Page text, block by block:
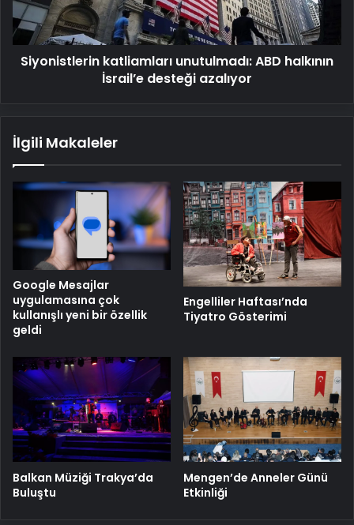
desteği
azalıyor
Siyonistlerin katliamları unutulmadı: ABD halkının
İsrail’e desteği azalıyor
İlgili Makaleler
Google Mesajlar
uygulamasına çok
kullanışlı yeni bir özellik
geldi
Engelliler Haftası’nda
Tiyatro Gösterimi
Balkan Müziği Trakya’da
Buluştu
Mengen’de Anneler Günü
Etkinliği